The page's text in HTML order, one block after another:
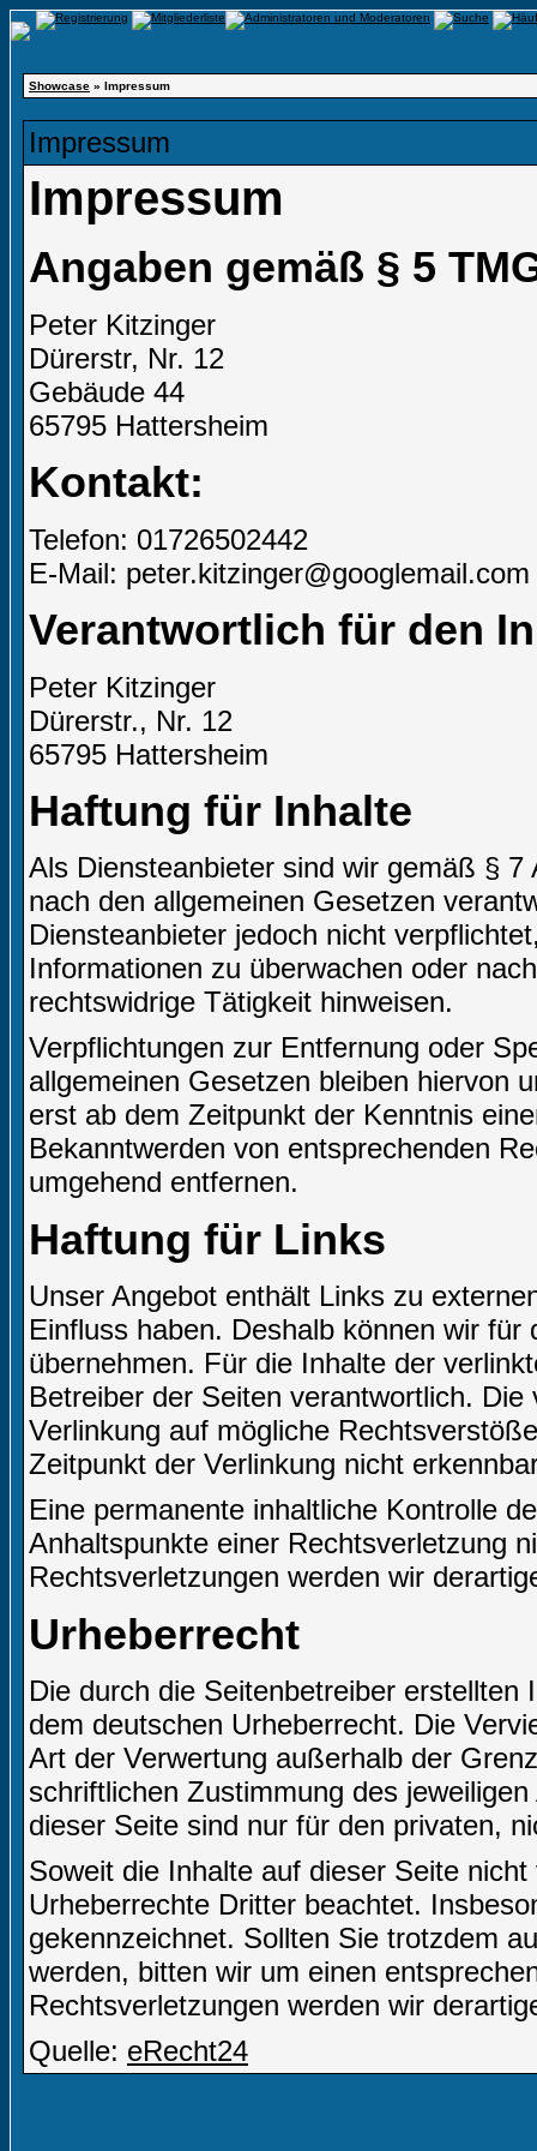
Showcase » Impressum
Impressum
Impressum
Angaben gemäß § 5
Peter Kitzinger
Dürerstr, Nr. 12
Gebäude 44
65795 Hattersheim
Kontakt:
Telefon: 01726502442
E-Mail: peter.kitzinger@googlemail.com
Verantwortlich für den
Peter Kitzinger
Dürerstr., Nr. 12
65795 Hattersheim
Haftung für Inhalte
Als Diensteanbieter sind wir gemäß §
nach den allgemeinen Gesetzen
Diensteanbieter jedoch nicht
Informationen zu überwachen oder
rechtswidrige Tätigkeit hinweisen.
Verpflichtungen zur Entfernung oder
allgemeinen Gesetzen bleiben hiervon
erst ab dem Zeitpunkt der Kenntnis
Bekanntwerden von entsprechenden
umgehend entfernen.
Haftung für Links
Unser Angebot enthält Links zu
Einfluss haben. Deshalb können wir
übernehmen. Für die Inhalte der
Betreiber der Seiten verantwortlich.
Verlinkung auf mögliche
Zeitpunkt der Verlinkung nicht
Eine permanente inhaltliche Kontrolle
Anhaltspunkte einer Rechtsverletzung
Rechtsverletzungen werden wir
Urheberrecht
Die durch die Seitenbetreiber
dem deutschen Urheberrecht. Die
Art der Verwertung außerhalb der
schriftlichen Zustimmung des
dieser Seite sind nur für den privaten,
Soweit die Inhalte auf dieser Seite
Urheberrechte Dritter beachtet.
gekennzeichnet. Sollten Sie trotzdem
werden, bitten wir um einen
Rechtsverletzungen werden wir
Quelle: eRecht24